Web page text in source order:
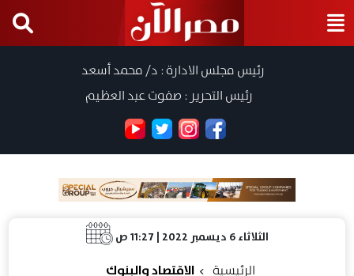
رئيس مجلس الادارة : د/ محمد أسعد
رئيس التحرير : صفوت عبد العظيم
الثلاثاء 6 ديسمبر 2022 | 11:27 ص
الرئيسية الاقتصاد والبنوك